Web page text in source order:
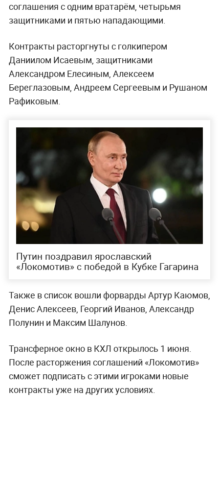
соглашения с одним вратарём, четырьмя
защитниками и пятью нападающими.
Контракты расторгнуты с голкипером
Даниилом Исаевым, защитниками
Александром Елесиным, Алексеем
Береглазовым, Андреем Сергеевым и Рушаном
Рафиковым.
Путин поздравил ярославский
«Локомотив» с победой в Кубке Гагарина
Также в список вошли форварды Артур Каюмов,
Денис Алексеев, Георгий Иванов, Александр
Полунин и Максим Шалунов.
Трансферное окно в КХЛ открылось 1 июня.
После расторжения соглашений «Локомотив»
сможет подписать с этими игроками новые
контракты уже на других условиях.